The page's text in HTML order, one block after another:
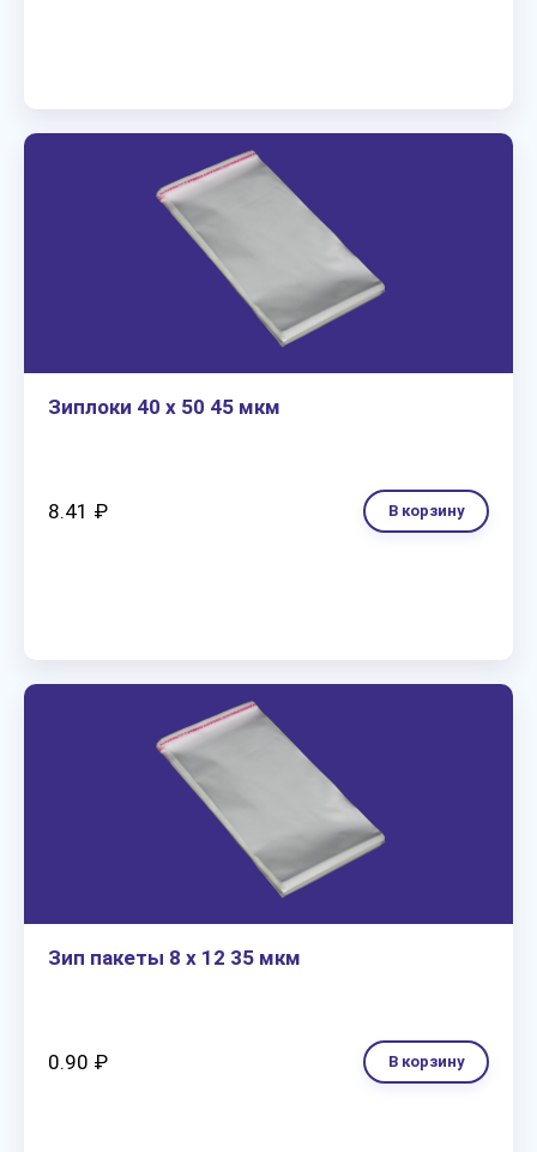
Зиплоки 40 х 50 45 мкм
8.41 ₽ В корзину
Зип пакеты 8 х 12 35 мкм
0.90 ₽ В корзину